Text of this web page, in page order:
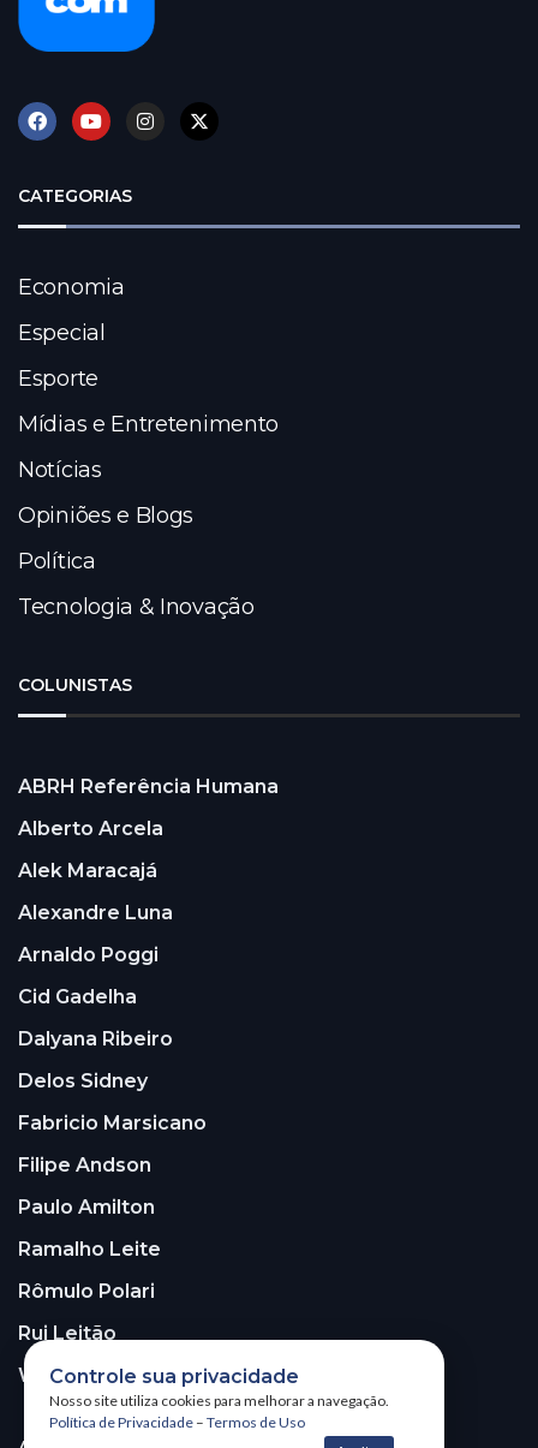
CATEGORIAS
Economia
Especial
Esporte
Mídias e Entretenimento
Notícias
Opiniões e Blogs
Política
Tecnologia & Inovação
COLUNISTAS
ABRH Referência Humana
Alberto Arcela
Alek Maracajá
Alexandre Luna
Arnaldo Poggi
Cid Gadelha
Dalyana Ribeiro
Delos Sidney
Fabricio Marsicano
Filipe Andson
Paulo Amilton
Ramalho Leite
Rômulo Polari
Rui Leitão
Walter Santos
Controle sua privacidade
Nosso site utiliza cookies para melhorar a navegação.
Política de Privacidade – Termos de Uso